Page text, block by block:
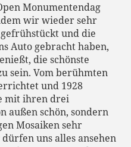
Monumentendag
wir wieder sehr
und die
Auto gebracht haben,
die schönste
sein. Vom berühmten
und 1928
mit ihren drei
außen schön, sondern
Mosaiken sehr
uns alles ansehen